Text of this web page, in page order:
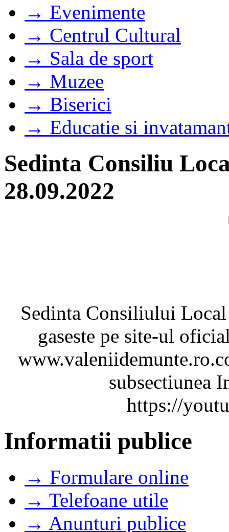
→ Evenimente
→ Centrul Cultural
→ Sala de sport
→ Muzee
→ Biserici
→ Educatie si
Sedinta Consiliu
28.09.2022
Sedinta Consiliului
gaseste pe site-ul
subsectiunea
https://
Informatii publice
→ Formulare online
→ Telefoane utile
→ Anunturi publice